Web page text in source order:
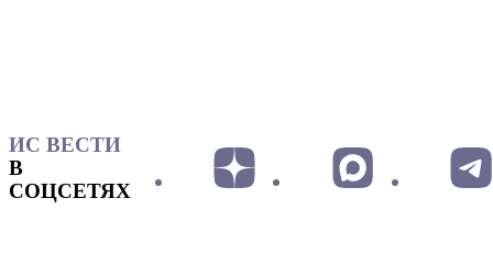
ИС ВЕСТИ
В
СОЦСЕТЯХ